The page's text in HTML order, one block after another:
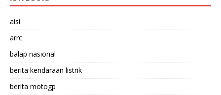
aisi
arrc
balap nasional
berita kendaraan listrik
berita motogp